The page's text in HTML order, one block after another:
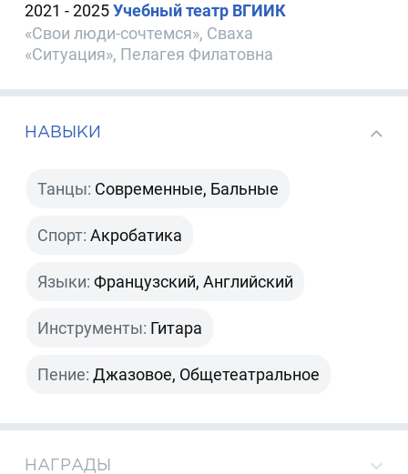
2021 - 2025Учебный театр ВГИИК
«Свои люди-сочтемся», Сваха
«Ситуация», Пелагея Филатовна
НАВЫКИ
Танцы: Современные, Бальные
Спорт: Акробатика
Языки: Французский, Английский
Инструменты: Гитара
Пение: Джазовое, Общетеатральное
НАГРАДЫ